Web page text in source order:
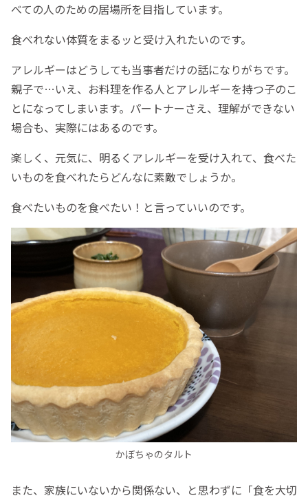
べての人のための居場所を目指しています。
食べれない体質をまるッと受け入れたいのです。
アレルギーはどうしても当事者だけの話になりがちです。
親子で…いえ、お料理を作る人とアレルギーを持つ子のこ
とになってしまいます。パートナーさえ、理解ができない
場合も、実際にはあるのです。
楽しく、元気に、明るくアレルギーを受け入れて、食べた
いものを食べれたらどんなに素敵でしょうか。
食べたいものを食べたい！と言っていいのです。
かぼちゃのタルト
また、家族にいないから関係ない、と思わずに「食を大切